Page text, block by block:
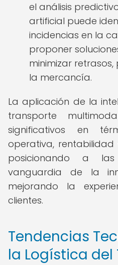
el análisis
artificial puede
incidencias en la
proponer
minimizar
la mercancía.
La aplicación de la
transporte
significativos en
operativa,
posicionando a
vanguardia de la
mejorando la
clientes.
Tendencias
la Logística del